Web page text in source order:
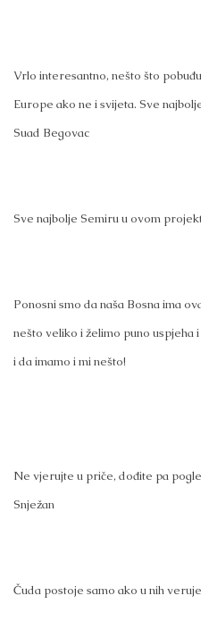
Vrlo interesantno, nešto što
Europe ako ne i svijeta. Sve
Suad Begovac
Sve najbolje Semiru u ovom
Ponosni smo da naša Bosna ima
nešto veliko i želimo puno uspjeha
i da imamo i mi nešto!
Ne vjerujte u priče, dođite pa
Snježan
Čuda postoje samo ako u nih